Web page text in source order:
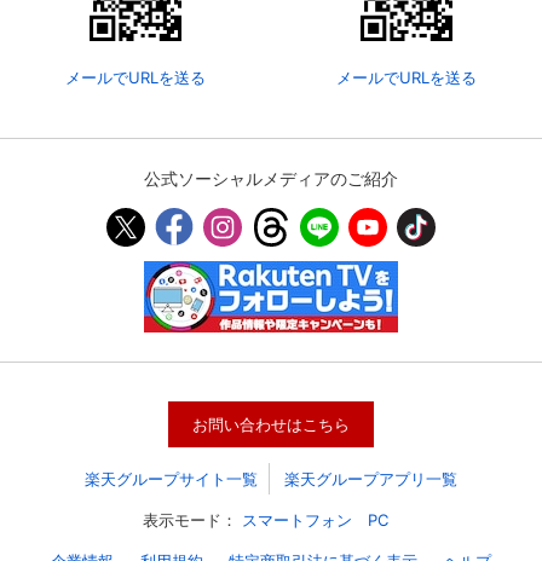
会員設定 会員情報 閉じる
ジットカード情報の変更が可能です。
決済方法変更 決済方法の変更が可能です。
メールでURLを送る メールでURLを送る
公式ソーシャルメディアのご紹介
お問い合わせはこちら
楽天グループサイト一覧 楽天グループアプリ一覧
表示モード： スマートフォン PC